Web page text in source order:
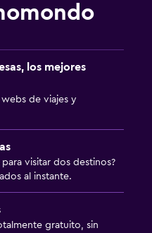
los mejores
de viajes y
para visitar dos destinos?
al instante.
gratuito, sin